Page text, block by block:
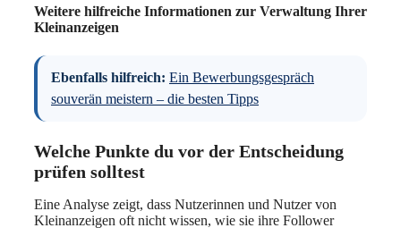
Weitere hilfreiche Informationen zur Verwaltung Ihrer
Kleinanzeigen
Ebenfalls hilfreich: Ein Bewerbungsgespräch
souverän meistern – die besten Tipps
Welche Punkte du vor der Entscheidung
prüfen solltest
Eine Analyse zeigt, dass Nutzerinnen und Nutzer von
Kleinanzeigen oft nicht wissen, wie sie ihre Follower